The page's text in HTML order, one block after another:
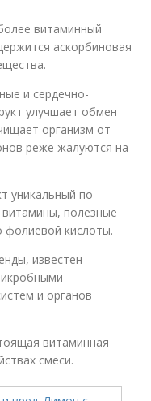
витаминный
аскорбиновая
и сердечно-
улучшает обмен
организм от
реже жалуются на
уникальный по
полезные
фолиевой кислоты.
известен
и органов
витаминная
смеси.